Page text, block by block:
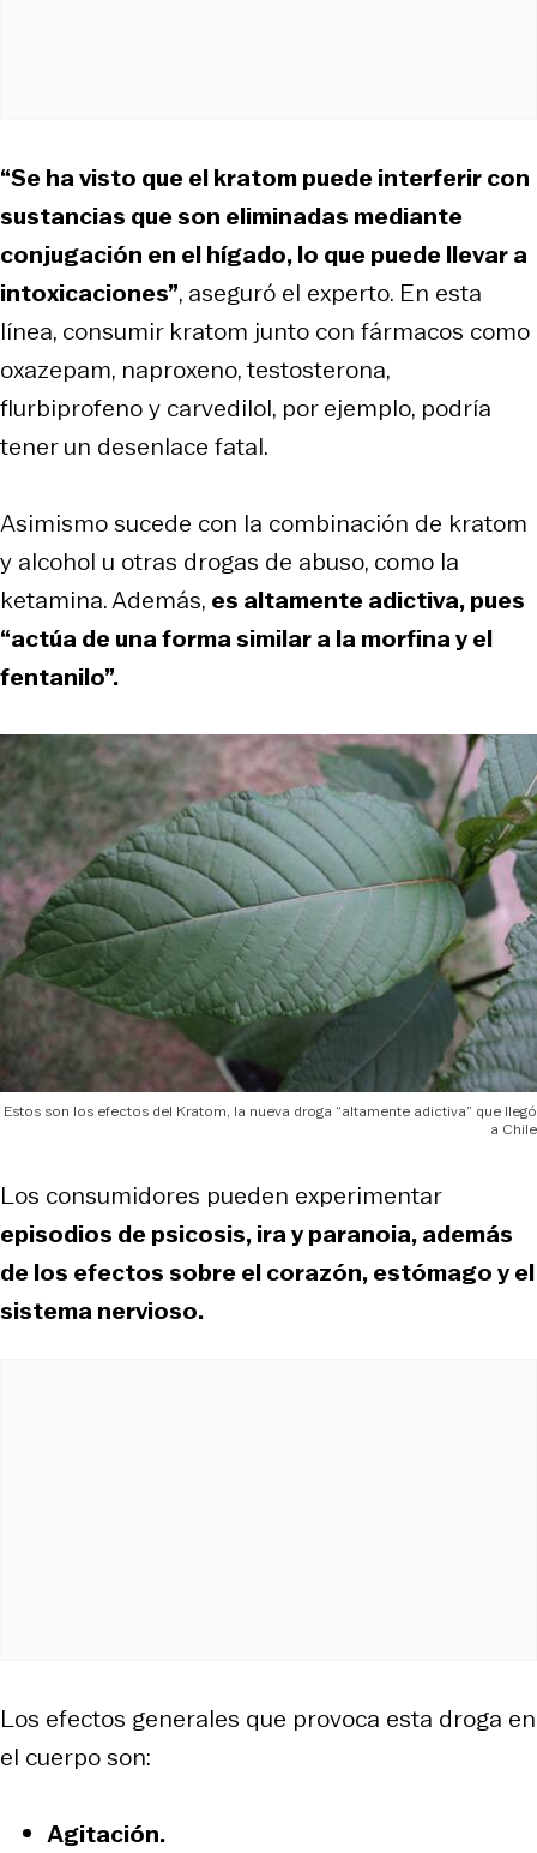
“Se ha visto que el kratom puede interferir con
sustancias que son eliminadas mediante
conjugación en el hígado, lo que puede llevar a
intoxicaciones”, aseguró el experto. En esta
línea, consumir kratom junto con fármacos como
oxazepam, naproxeno, testosterona,
flurbiprofeno y carvedilol, por ejemplo, podría
tener un desenlace fatal.
Asimismo sucede con la combinación de kratom
y alcohol u otras drogas de abuso, como la
ketamina. Además, es altamente adictiva, pues
“actúa de una forma similar a la morfina y el
fentanilo”.
Estos son los efectos del Kratom, la nueva droga “altamente adictiva” que llegó
a Chile
Los consumidores pueden experimentar
episodios de psicosis, ira y paranoia, además
de los efectos sobre el corazón, estómago y el
sistema nervioso.
Los efectos generales que provoca esta droga en
el cuerpo son:
Agitación.